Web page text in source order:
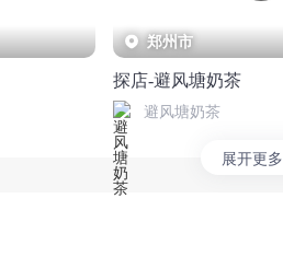
郑州市
探店-避风塘奶茶
避风塘奶茶
展开更多